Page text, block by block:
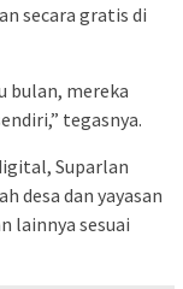
secara gratis di
bulan, mereka
tegasnya.
Suparlan
desa dan yayasan
lainnya sesuai